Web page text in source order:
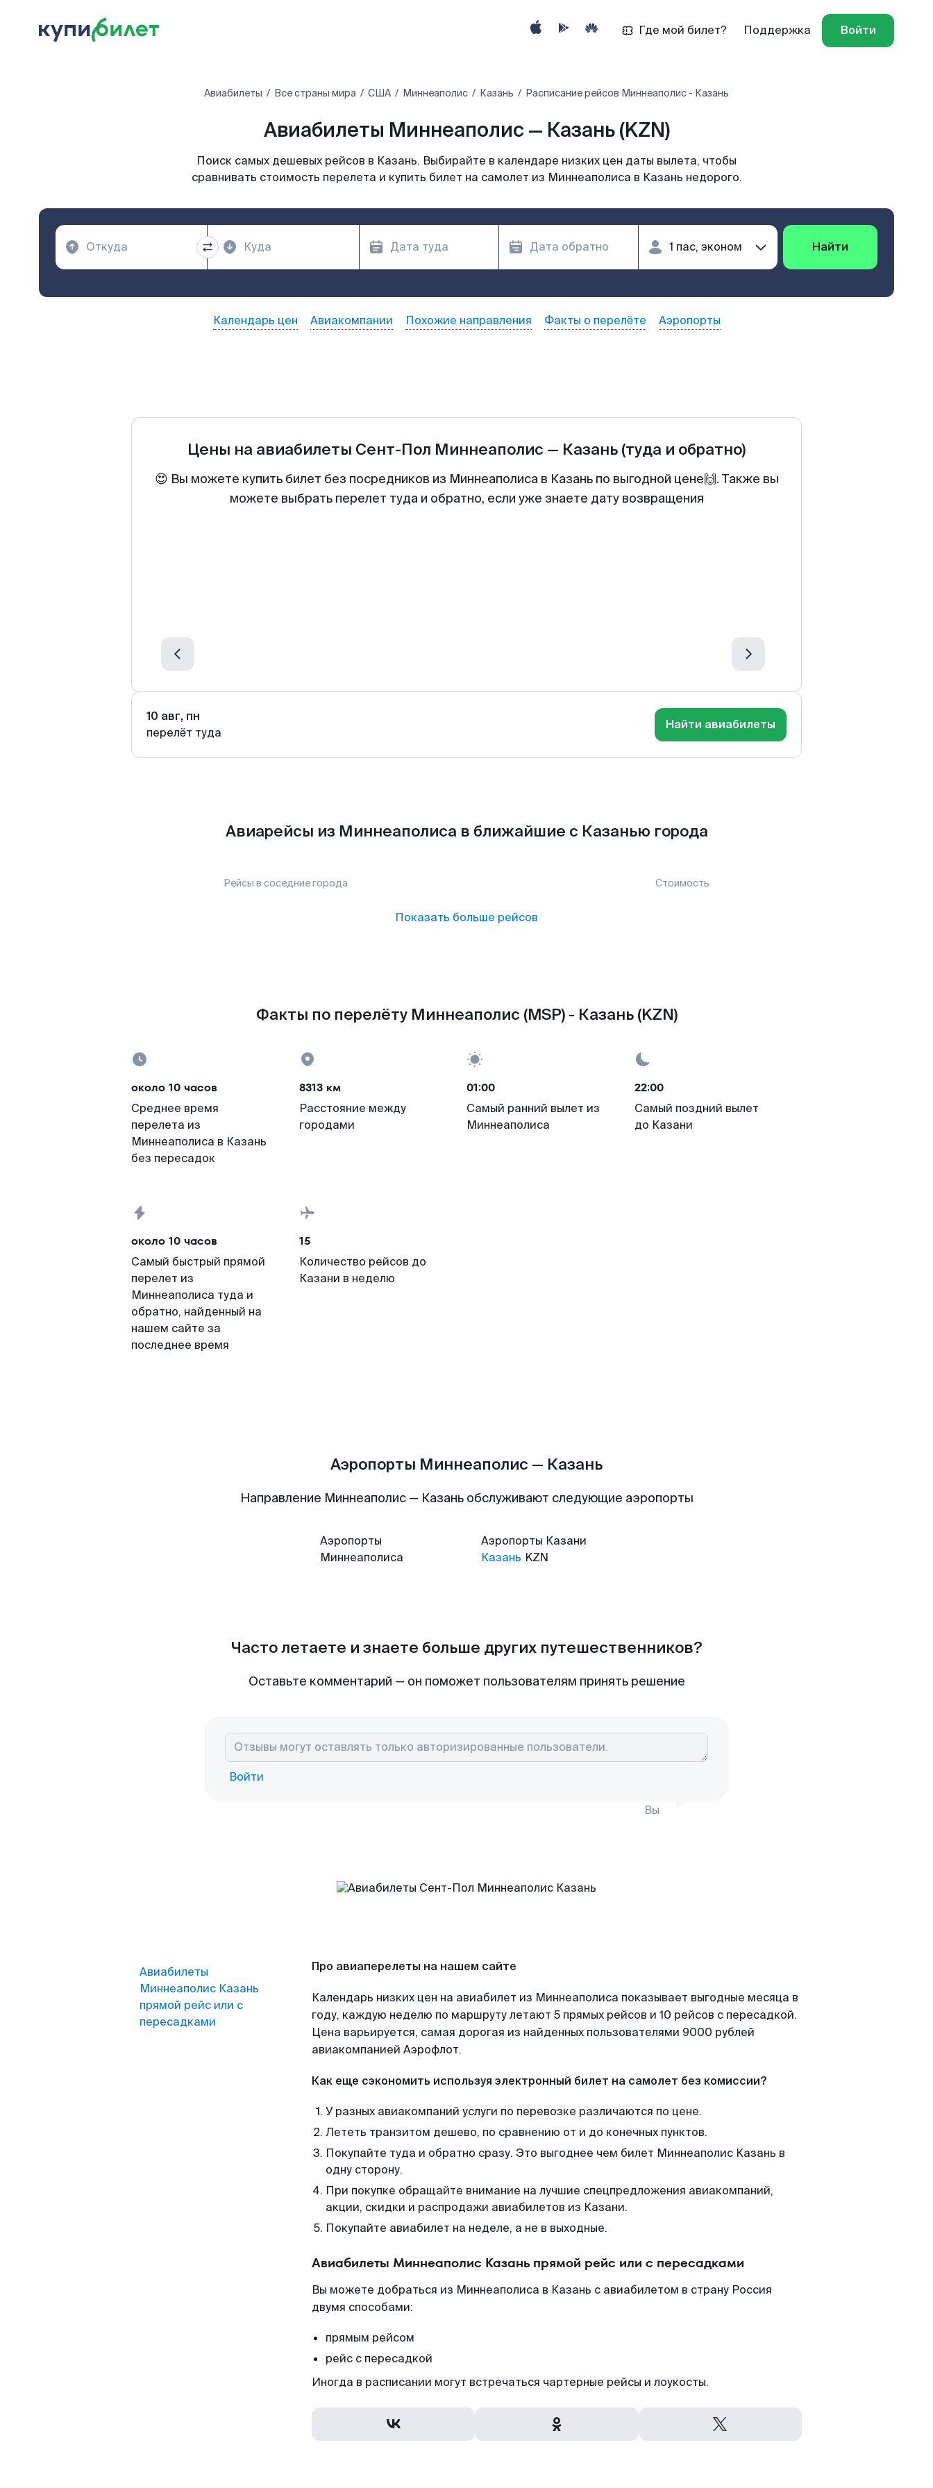
Где мой билет? Поддержка Войти
Авиабилеты Все страны мира США Миннеаполис Казань Расписание рейсов Миннеаполис - Казань
Авиабилеты Миннеаполис — Казань (KZN)
Поиск самых дешевых рейсов в Казань. Выбирайте в календаре низких цен даты вылета, чтобы
сравнивать стоимость перелета и купить билет на самолет из Миннеаполиса в Казань недорого.
Найти
Календарь цен Авиакомпании Похожие направления Факты о перелёте Аэропорты
Цены на авиабилеты Сент-Пол Миннеаполис — Казань (туда и обратно)
😍 Вы можете купить билет без посредников из Миннеаполиса в Казань по выгодной цене🙌. Также вы
можете выбрать перелет туда и обратно, если уже знаете дату возвращения
10 авг, пн
перелёт туда
Найти авиабилеты
Авиарейсы из Миннеаполиса в ближайшие с Казанью города
Рейсы в соседние города Стоимость
Показать больше рейсов
Факты по перелёту Миннеаполис (MSP) - Казань (KZN)
около 10 часов
Среднее время
перелета из
Миннеаполиса в Казань
без пересадок
8313 км
Расстояние между
городами
01:00
Самый ранний вылет из
Миннеаполиса
22:00
Самый поздний вылет
до Казани
около 10 часов
Самый быстрый прямой
перелет из
Миннеаполиса туда и
обратно, найденный на
нашем сайте за
последнее время
15
Количество рейсов до
Казани в неделю
Аэропорты Миннеаполис — Казань
Направление Миннеаполис — Казань обслуживают следующие аэропорты
Аэропорты
Миннеаполиса
Аэропорты Казани
Казань KZN
Часто летаете и знаете больше других путешественников?
Оставьте комментарий — он поможет пользователям принять решение
Войти
Вы
Авиабилеты
Миннеаполис Казань
прямой рейс или с
пересадками
Про авиаперелеты на нашем сайте
Календарь низких цен на авиабилет из Миннеаполиса показывает выгодные месяца в
году, каждую неделю по маршруту летают 5 прямых рейсов и 10 рейсов с пересадкой.
Цена варьируется, самая дорогая из найденных пользователями 9000 рублей
авиакомпанией Аэрофлот.
Как еще сэкономить используя электронный билет на самолет без комиссии?
У разных авиакомпаний услуги по перевозке различаются по цене.
Лететь транзитом дешево, по сравнению от и до конечных пунктов.
Покупайте туда и обратно сразу. Это выгоднее чем билет Миннеаполис Казань в
одну сторону.
При покупке обращайте внимание на лучшие спецпредложения авиакомпаний,
акции, скидки и распродажи авиабилетов из Казани.
Покупайте авиабилет на неделе, а не в выходные.
Авиабилеты Миннеаполис Казань прямой рейс или с пересадками
Вы можете добраться из Миннеаполиса в Казань с авиабилетом в страну Россия
двумя способами:
прямым рейсом
рейс с пересадкой
Иногда в расписании могут встречаться чартерные рейсы и лоукосты.